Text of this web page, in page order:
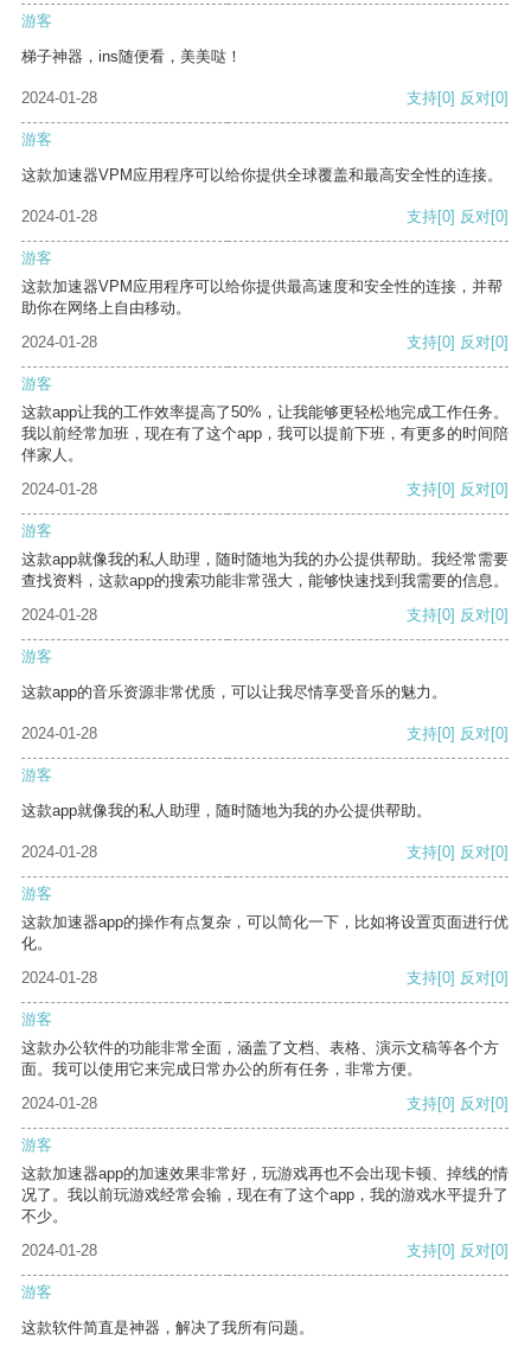
游客
梯子神器，ins随便看，美美哒！
2024-01-28 支持[0] 反对[0]
游客
这款加速器VPM应用程序可以给你提供全球覆盖和最高安全性的连接。
2024-01-28 支持[0] 反对[0]
游客
这款加速器VPM应用程序可以给你提供最高速度和安全性的连接，并帮
助你在网络上自由移动。
2024-01-28
支持[0] 反对[0]
游客
这款app让我的工作效率提高了50%，让我能够更轻松地完成工作任务。
我以前经常加班，现在有了这个app，我可以提前下班，有更多的时间陪
伴家人。
2024-01-28
支持[0] 反对[0]
游客
这款app就像我的私人助理，随时随地为我的办公提供帮助。我经常需要
查找资料，这款app的搜索功能非常强大，能够快速找到我需要的信息。
2024-01-28
支持[0] 反对[0]
游客
这款app的音乐资源非常优质，可以让我尽情享受音乐的魅力。
2024-01-28 支持[0] 反对[0]
游客
这款app就像我的私人助理，随时随地为我的办公提供帮助。
2024-01-28 支持[0] 反对[0]
游客
这款加速器app的操作有点复杂，可以简化一下，比如将设置页面进行优
化。
2024-01-28
支持[0] 反对[0]
游客
这款办公软件的功能非常全面，涵盖了文档、表格、演示文稿等各个方
面。我可以使用它来完成日常办公的所有任务，非常方便。
2024-01-28
支持[0] 反对[0]
游客
这款加速器app的加速效果非常好，玩游戏再也不会出现卡顿、掉线的情
况了。我以前玩游戏经常会输，现在有了这个app，我的游戏水平提升了
不少。
2024-01-28
支持[0] 反对[0]
游客
这款软件简直是神器，解决了我所有问题。